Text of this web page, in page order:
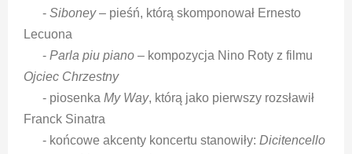
- Siboney– pieśń, którą skomponował Ernesto
Lecuona
- Parla piu piano – kompozycja Nino Roty z filmu
Ojciec Chrzestny
- piosenka My Way, którą jako pierwszy rozsławił
Franck Sinatra
- końcowe akcenty koncertu stanowiły: Dicitencello